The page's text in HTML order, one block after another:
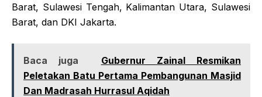
Barat, Sulawesi Tengah, Kalimantan Utara, Sulawesi
Barat, dan DKI Jakarta.
Baca juga
Gubernur Zainal Resmikan
Peletakan Batu Pertama Pembangunan Masjid
Dan Madrasah Hurrasul Aqidah